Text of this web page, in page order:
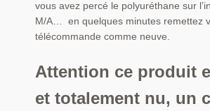
vous avez percé le polyuréthane sur
M/A… en quelques minutes remettez
télécommande comme neuve.
Attention ce produit
et totalement nu, un